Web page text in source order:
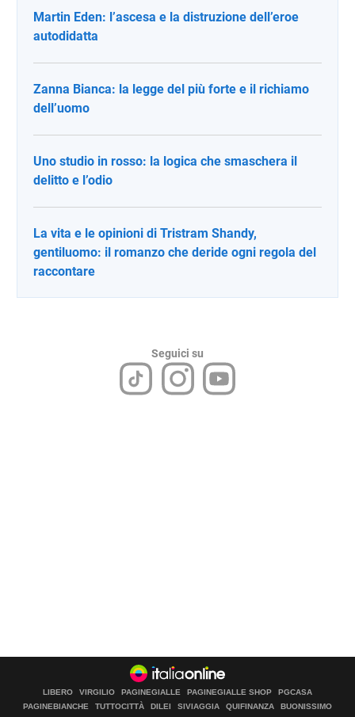
Martin Eden: l’ascesa e la distruzione dell’eroe
autodidatta
Zanna Bianca: la legge del più forte e il richiamo
dell’uomo
Uno studio in rosso: la logica che smaschera il
delitto e l’odio
La vita e le opinioni di Tristram Shandy,
gentiluomo: il romanzo che deride ogni regola del
raccontare
Seguici su
LIBERO VIRGILIO PAGINEGIALLE PAGINEGIALLE SHOP
PGCASA
PAGINEBIANCHE
TUTTOCITTÀ DILEI SIVIAGGIA QUIFINANZA
BUONISSIMO